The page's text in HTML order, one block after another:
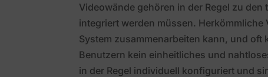
Videowände gehören in der Regel zu
integriert werden müssen.
System zusammenarbeiten kann, und
Benutzern kein einheitliches und
in der Regel individuell konfiguriert und